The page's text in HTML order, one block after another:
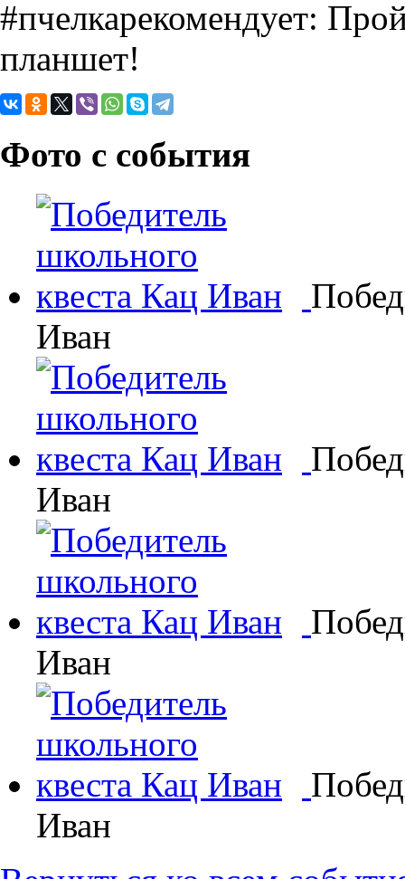
#пчелкарекомендует:
планшет!
Фото с события
Иван
Иван
Иван
Иван